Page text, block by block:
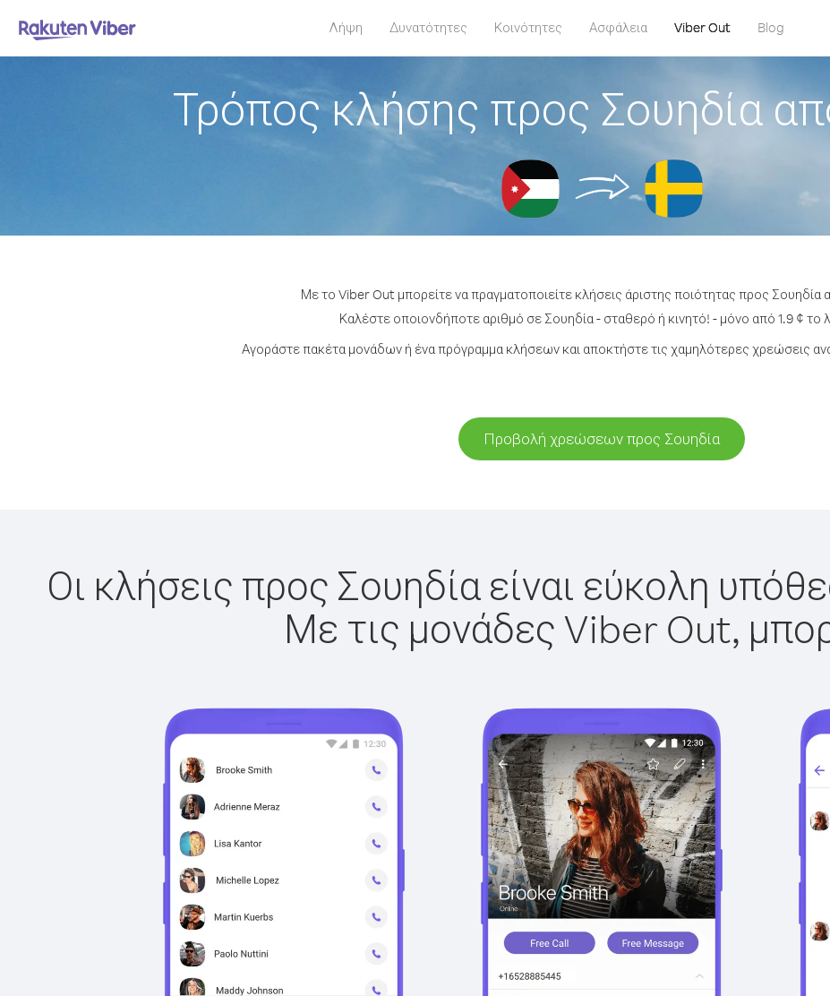
Λήψη Δυνατότητες Κοινότητες Ασφάλεια Viber Out Blog
Τρόπος κλήσης προς Σουηδία
Με το Viber Out μπορείτε να πραγματοποιείτε κλήσεις άριστης ποιότητας προς Σουηδία
Καλέστε οποιονδήποτε αριθμό σε Σουηδία - σταθερό ή κινητό! - μόνο από 1.9 ¢ το
Αγοράστε πακέτα μονάδων ή ένα πρόγραμμα κλήσεων και αποκτήστε τις χαμηλότερες χρεώσεις
Προβολή χρεώσεων προς Σουηδία
Οι κλήσεις προς Σουηδία είναι εύκολη
Με τις μονάδες Viber Out,